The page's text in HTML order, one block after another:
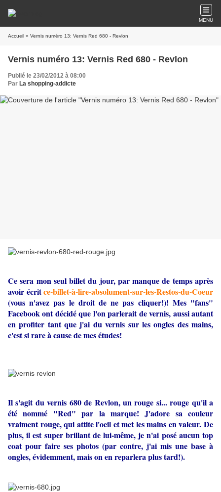
MENU
Accueil » Vernis numéro 13: Vernis Red 680 - Revlon
Vernis numéro 13: Vernis Red 680 - Revlon
Publié le 23/02/2012 à 08:00
Par La shopping-addicte
Ce sera mon seul billet du jour, par manque de temps après
avoir écritce-billet-à-lire-absolument-sur-les-Restos-du-Coeur
(vous n'avez pas le droit de ne pas cliquer!)! Mes "fans"
Facebook ont décidé que l'on parlerait de vernis, aussi autant
en profiter tant que j'ai du vernis sur les ongles des mains,
c'est si rare à cause de mes études!
Il s'agit du vernis 680 de Revlon, un rouge si... rouge qu'il a
été nommé "Red" par la marque! J'adore sa couleur
vraiment rouge, qui attite l'oeil et met les mains en valeur. De
plus, il est super brillant de lui-même, je n'ai posé aucun top
coat pour faire ses photos (par contre, j'ai mis une base à
ongles, évidemment, mais on en reparlera plus tard!).